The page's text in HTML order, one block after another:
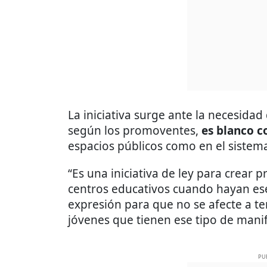
La iniciativa surge ante la
según los promoventes, es blanco
espacios públicos como en el
“Es una iniciativa de ley para crear
centros educativos cuando hayan
expresión para que no se afecte a
jóvenes que tienen ese tipo de